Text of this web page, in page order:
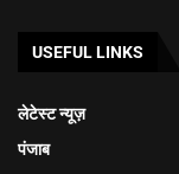
USEFUL LINKS
लेटेस्ट न्यूज़
पंजाब